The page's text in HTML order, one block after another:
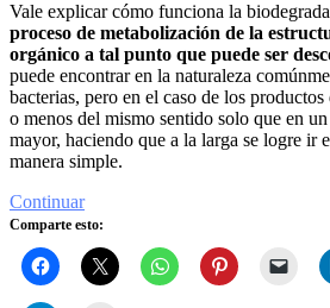
Vale explicar cómo funciona la
proceso de metabolización de la
orgánico a tal punto que puede ser
puede encontrar en la naturaleza
bacterias, pero en el caso de los
o menos del mismo sentido solo que en
mayor, haciendo que a la larga se logre ir
manera simple.
Continuar
Comparte esto: